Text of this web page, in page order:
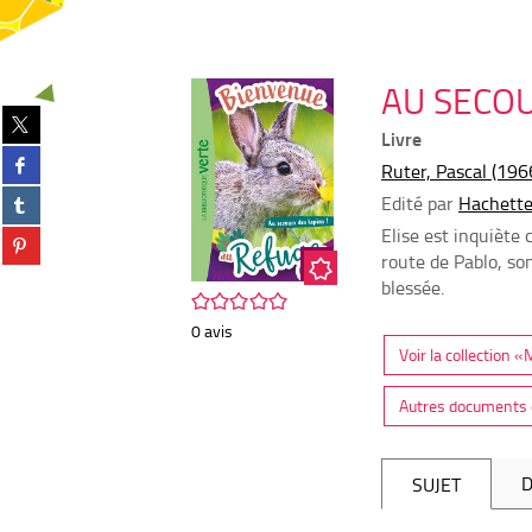
Partager
sur
twitter
(Nouvelle
fenêtre)
Partager
sur
facebook
(Nouvelle
fenêtre)
Partager
sur
tumblr
(Nouvelle
Partager
sur
/5
0avis
AU
Livre
Ruter, Pascal
Edité par
Elise est inquiète
route de Pablo,
blessée.
Voir la collection
Autres documents
SUJET